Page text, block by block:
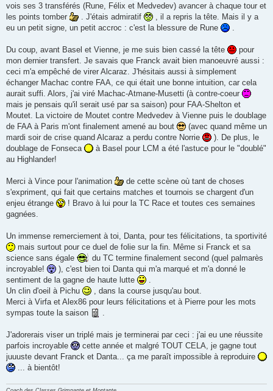
vois ses 3 transférés (Rune, Félix et Medvedev) avancer à chaque tour et
les points tomber
. J'étais admiratif
, il a repris la tête. Mais il y a
eu un petit signe, un petit accroc : c'est la blessure de Rune
Du coup, avant Basel et Vienne, je me suis bien cassé la tête
pour
mon dernier transfert. Je savais que Franck avait bien manoeuvré aussi :
ceci m'a empêché de virer Alcaraz. J'hésitais aussi à simplement
échanger Machac contre FAA, ce qui était une bonne intuition, car cela
aurait suffi. Alors, j'ai viré Machac-Atmane-Musetti (à contre-coeur
mais je pensais qu'il serait usé par sa saison) pour FAA-Shelton et
Moutet. La victoire de Moutet contre Medvedev à Vienne puis le doublage
de FAA à Paris m'ont finalement amené au bout
(avec quand même un
mardi soir de crise quand Alcaraz a perdu contre Norrie
). De plus, le
doublage de Fonseca
à Basel pour LCM a été l'astuce pour le "doublé"
au Highlander!
Merci à Vince pour l'animation
de cette scène où tant de choses
s'expriment, qui fait que certains matches et tournois se chargent d'un
enjeu étrange
! Bravo à lui pour la TC Race et toutes ces semaines
gagnées.
Un immense remerciement à toi, Danta, pour tes félicitations, ta sportivité
mais surtout pour ce duel de folie sur la fin. Même si Franck et sa
science sans égale
du TC termine finalement second (quel palmarès
incroyable!
), c'est bien toi Danta qui m'a marqué et m'a donné le
sentiment de la gagne de haute lutte
Un clin d'oeil à Pichu
, dans la course jusqu'au bout.
Merci à Virfa et Alex86 pour leurs félicitations et à Pierre pour les mots
sympas toute la saison
J'adorerais viser un triplé mais je terminerai par ceci : j'ai eu une réussite
parfois incroyable
cette année et malgré TOUT CELA, je gagne tout
juuuste devant Franck et Danta... ça me paraît impossible à reproduire
... à bientôt!